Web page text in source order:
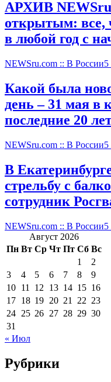
АРХИВ
открытым: все,
в любой год с
NEWSru.com :: В России5
Какой была
день – 31 мая в
последние 20
NEWSru.com :: В России5
В
стрельбу с
сотрудник
NEWSru.com :: В России5
Август 2026
Пн Вт Ср Чт Пт Сб Вс
1
2
3
4 5 6 7 8
9
10 11 12 13 14 15 16
17 18 19 20 21 22 23
24 25 26 27 28 29 30
31
« Июл
Рубрики